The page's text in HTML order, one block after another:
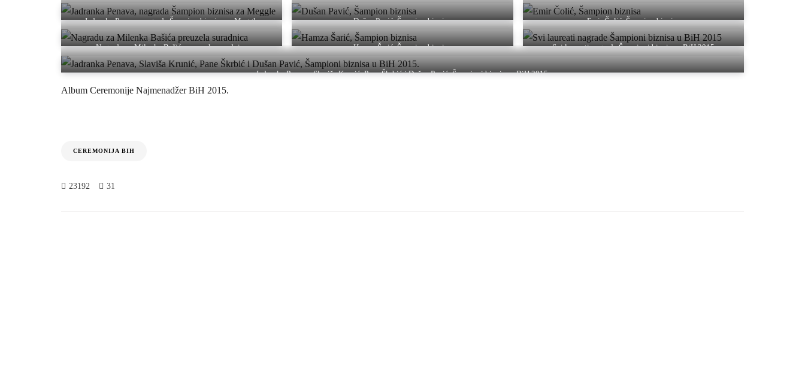
Jadranka Penava, nagrada Šampion biznisa za Meggle Dušan Pavić, Šampion biznisa Emir Čolić, Šampion biznisa
Nagradu za Milenka Bašića preuzela suradnica Hamza Šarić, Šampion biznisa Svi laureati nagrade Šampioni biznisa u BiH 2015
Jadranka Penava, Slaviša Krunić, Pane Škrbić i Dušan Pavić, Šampioni biznisa u BiH 2015.
Album Ceremonije Najmenadžer BiH 2015.
CEREMONIJA BIH
23192 31